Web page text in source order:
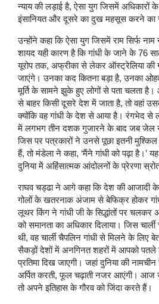
न्याय की लड़ाई है, ऐसा युग जिसमें अधिकारों
इंसानियत और दूसरे का दुख महसूस करने का
उन्होंने कहा कि ऐसा युग जिसमें राम सिर्फ नाम
शायद यही कारण है कि गांधी के जाने के 76
यूरोप तक, अफ्रीका से लेकर ऑस्ट्रेलिया की
जाएंगे। उनका कद कितना बड़ा है, उनका
मूर्ति के सामने झुके हुए लोगों से पता चलता है।
से बाहर किसी दूसरे देश में जाता है, तो वहां
क्योंकि वह गांधी के देश से आया है। रंगभेद
में लगभग तीन दशक गुजारने के बाद जब जेल से
जिस पर पत्रकारों ने उनसे पूछा इतनी
हैं, तो मंडेला ने कहा, ‘मैंने गांधी को पढ़ा है।’
दुनिया में अहिंसात्मक आंदोलनों के प्रेरणा
राघव चड्ढा ने आगे कहा कि देश की आजादी
गोलों के खतरनाक अंजाम से बेफिक्र होकर
लूथर किंग ने गांधी जी के सिद्धांतों पर
को समानता का अधिकार दिलाया। जिस
थी, वह चार्ली चैपलिन गांधी से मिलने के लिए
सैकड़ों देशों में अनगिनत शहरों में आपको पतले
प्रतिमा दिख जाएगी। जहां दुनिया की
अर्पित करती, फूल चढ़ाती नजर आएंगी। आज
तो अपने इतिहास के गौरव को जिंदा करते हैं।